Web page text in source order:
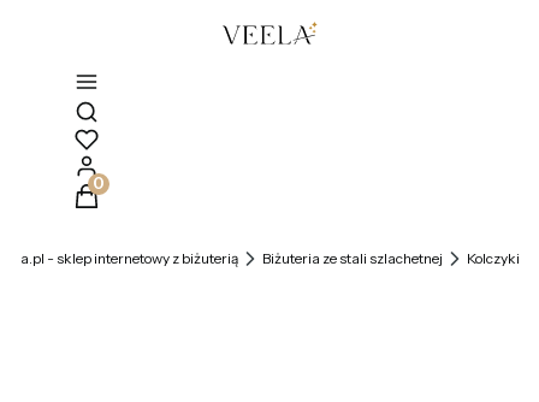
Otwórz wyszukiwarkę
Produkty w koszyku: 0. Zobacz szczegóły
- sklep internetowy z biżuterią Biżuteria ze stali szlachetnej Kolczyki